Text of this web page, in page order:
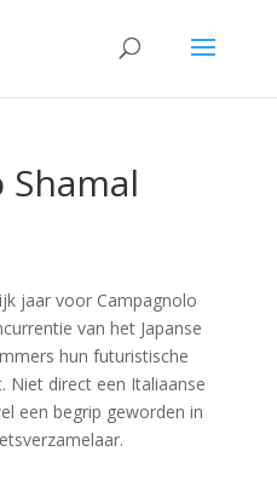
jaar voor Campagnolo
van het Japanse
hun futuristische
Niet direct een Italiaanse
een begrip geworden in